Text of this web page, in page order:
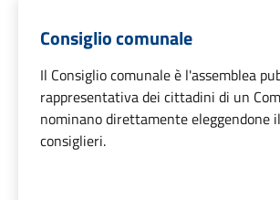
Consiglio comunale
Il Consiglio comunale è l'assemblea
rappresentativa dei cittadini di un
nominano direttamente eleggendone
consiglieri.